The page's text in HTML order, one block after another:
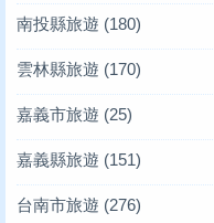
南投縣旅遊 (180)
雲林縣旅遊 (170)
嘉義市旅遊 (25)
嘉義縣旅遊 (151)
台南市旅遊 (276)